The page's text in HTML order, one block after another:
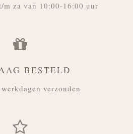
m za van 10:00-16:00 uur
BESTELD
verzonden